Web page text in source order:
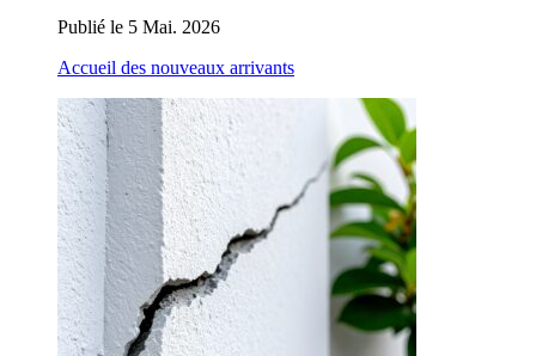
Publié le 5 Mai. 2026
Accueil des nouveaux arrivants